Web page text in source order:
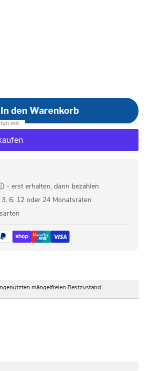
In den Warenkorb
- erst erhalten, dann bezahlen
6, 12 oder 24 Monatsraten
mängelfreien Bestzustand